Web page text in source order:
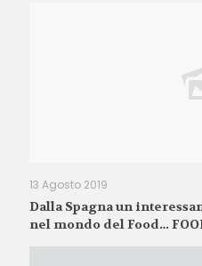
13 Agosto 2019
Dalla Spagna un
nel mondo del Food…